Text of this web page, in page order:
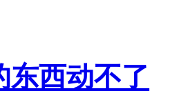
东西动不了